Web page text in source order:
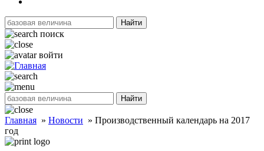
Найти
поиск
войти
Найти
Главная » Новости » Производственный календарь на 2017
год